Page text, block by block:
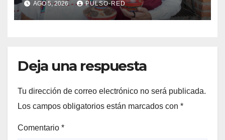
rumbo a la Coordinación
Estatal de Morena
AGO 5, 2026 PULSO-RED
Deja una respuesta
Tu dirección de correo electrónico no será publicada.
Los campos obligatorios están marcados con *
Comentario *